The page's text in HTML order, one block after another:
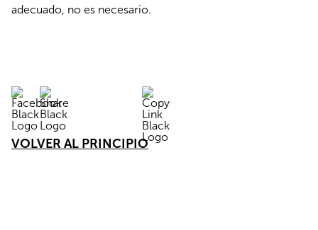
adecuado, no es necesario.
VOLVER AL PRINCIPIO